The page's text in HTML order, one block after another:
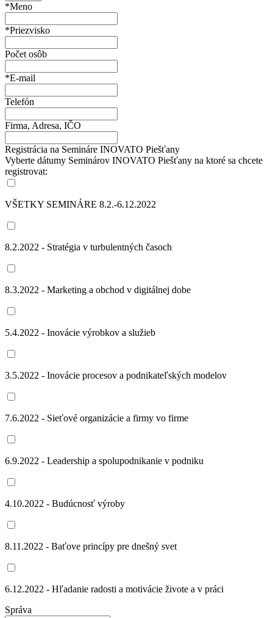
*Meno
*Priezvisko
Počet osôb
*E-mail
Telefón
Firma, Adresa, IČO
Registrácia na Semináre INOVATO Piešťany
Vyberte dátumy Seminárov INOVATO Piešťany na ktoré sa chcete
registrovat:
VŠETKY SEMINÁRE 8.2.-6.12.2022
8.2.2022 - Stratégia v turbulentných časoch
8.3.2022 - Marketing a obchod v digitálnej dobe
5.4.2022 - Inovácie výrobkov a služieb
3.5.2022 - Inovácie procesov a podnikateľských modelov
7.6.2022 - Sieťové organizácie a firmy vo firme
6.9.2022 - Leadership a spolupodnikanie v podniku
4.10.2022 - Budúcnosť výroby
8.11.2022 - Baťove princípy pre dnešný svet
6.12.2022 - Hľadanie radosti a motivácie živote a v práci
Správa